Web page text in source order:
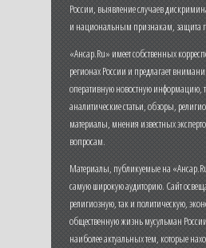
России, выявление случаев
и национальным признакам, защита
«Ансар.Ru» имеет собственных
регионах России и предлагает
оперативную новостную информацию,
аналитические статьи, обзоры,
материалы, мнения известных
вопросам.
Материалы, публикуемые на
самую широкую аудиторию. Сайт
религиозную, так и политическую,
общественную жизнь мусульман
наиболее актуальных тем, которые